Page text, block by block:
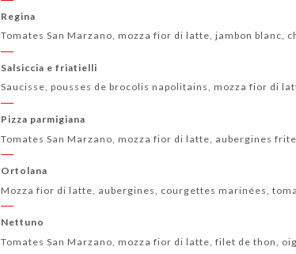
Regina
Tomates San Marzano, mozza fior di latte, jambon blanc,
Salsiccia e friatielli
Saucisse, pousses de brocolis napolitains, mozza fior di
Pizza parmigiana
Tomates San Marzano, mozza fior di latte, aubergines
Ortolana
Mozza fior di latte, aubergines, courgettes marinées,
Nettuno
Tomates San Marzano, mozza fior di latte, filet de thon,